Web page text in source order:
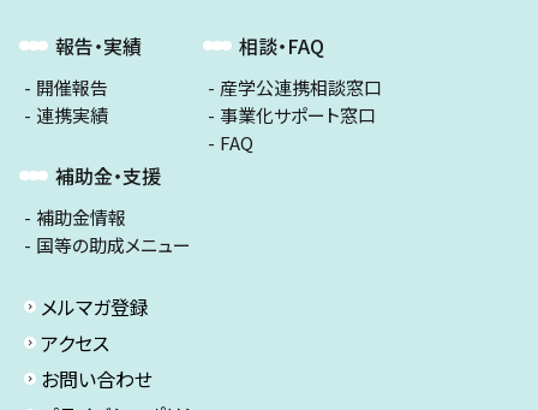
報告・実績
開催報告
連携実績
補助金・支援
補助金情報
国等の助成メニュー
相談・FAQ
産学公連携相談窓口
事業化サポート窓口
FAQ
メルマガ登録
アクセス
お問い合わせ